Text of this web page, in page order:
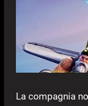
La compagnia